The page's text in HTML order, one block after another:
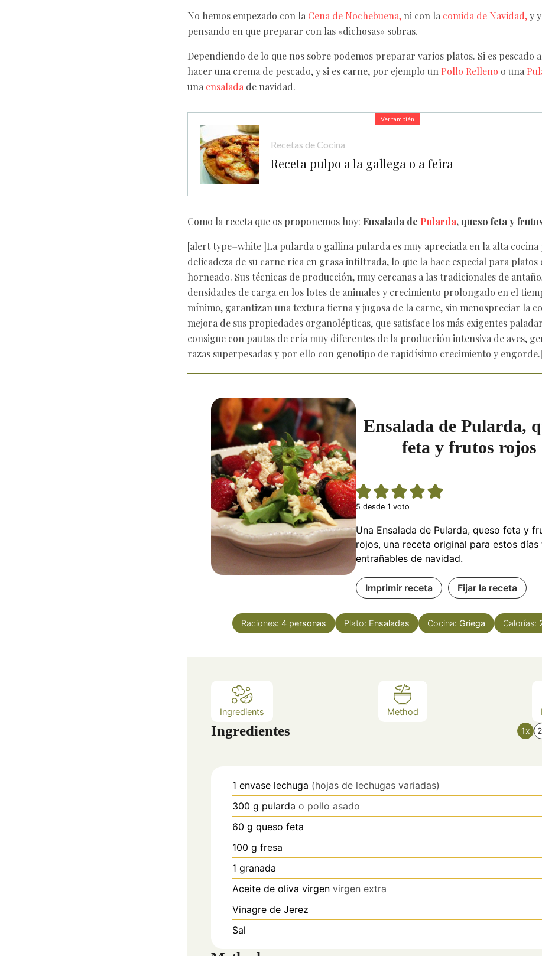
No hemos empezado con la Cena de Nochebuena, ni con la comida de Navidad,y
pensando en que preparar con las «dichosas» sobras.
Dependiendo de lo que nos sobre podemos preparar varios platos. Si es pescado
hacer una crema de pescado, y si es carne, por ejemplo un Pollo Relleno o una
una ensalada de navidad.
Ver también
Recetas de Cocina
Receta pulpo a la gallega o a feira
Como la receta que os proponemos hoy: Ensalada de Pularda, queso feta y
[alert type=white ]La pularda o gallina pularda es muy apreciada en la alta cocina
delicadeza de su carne rica en grasa infiltrada, lo que la hace especial para platos
horneado. Sus técnicas de producción, muy cercanas a las tradicionales de
densidades de carga en los lotes de animales y crecimiento prolongado en el
mínimo, garantizan una textura tierna y jugosa de la carne, sin menospreciar la
mejora de sus propiedades organolépticas, que satisface los más exigentes
consigue con pautas de cría muy diferentes de la producción intensiva de aves,
razas superpesadas y por ello con genotipo de rapidísimo crecimiento y
Ensalada de Pularda,
feta y frutos rojos
5 desde 1 voto
Una Ensalada de Pularda, queso feta y
rojos, una receta original para estos días
entrañables de navidad.
Imprimir receta Fijar la receta
Raciones: 4 personas Plato: Ensaladas Cocina: Griega Calorías:
Ingredients Method
Ingredientes 1x
1 envase lechuga (hojas de lechugas variadas)
300 g pularda o pollo asado
60 g queso feta
100 g fresa
1 granada
Aceite de oliva virgen virgen extra
Vinagre de Jerez
Sal